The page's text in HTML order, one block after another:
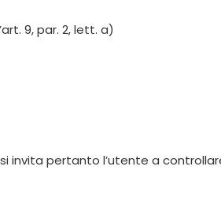
9, par. 2, lett. a)
invita pertanto l’utente a